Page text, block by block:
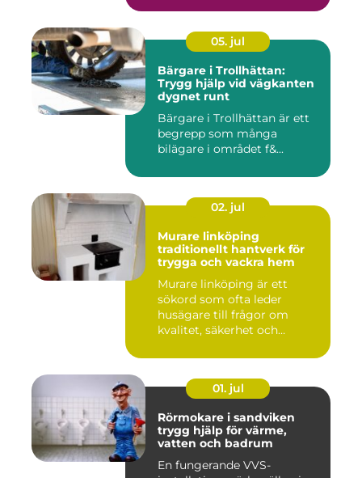
05. jul
Bärgare i Trollhättan:
Trygg hjälp vid vägkanten
dygnet runt
Bärgare i Trollhättan är ett
begrepp som många
bilägare i området f&...
02. jul
Murare linköping
traditionellt hantverk för
trygga och vackra hem
Murare linköping är ett
sökord som ofta leder
husägare till frågor om
kvalitet, säkerhet och
01. jul
Rörmokare i sandviken
trygg hjälp för värme,
vatten och badrum
En fungerande VVS-